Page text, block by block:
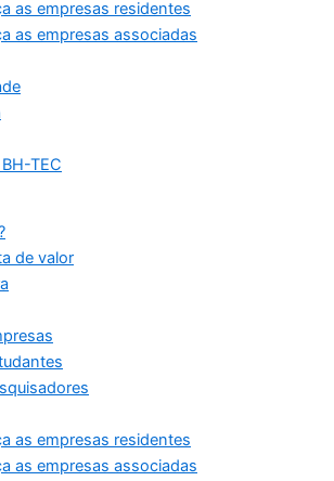
as empresas residentes
as empresas associadas
TEC
de valor
as empresas residentes
as empresas associadas